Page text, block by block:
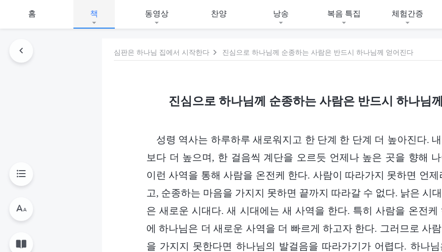
홈 책 동영상 찬양 낭송 복음 특집 체험간증
심판은 하나님 집에서 시작한다 진심으로 하나님께 순종하는 사람은 반드시 하나님께 얻어진다
진심으로 하나님께 순종하는 사람은 반드시 하나님
성령 역사는 하루하루 새로워지고 한 단계 한 단계 더 높아진다.
보다 더 높으며, 한 걸음씩 계단을 오르듯 언제나 높은 곳을 향해
이런 사역을 통해 사람을 온전케 한다. 사람이 따라가지 못하면 언제
고, 순종하는 마음을 가지지 못하면 끝까지 따라갈 수 없다. 낡은 시
은 새로운 시대다. 새 시대에는 새 사역을 한다. 특히 사람을 온전케
에 하나님은 더 새로운 사역을 더 빠르게 하고자 한다. 그러므로 사
을 가지지 못한다면 하나님의 발걸음을 따라가기가 어렵다. 하나님